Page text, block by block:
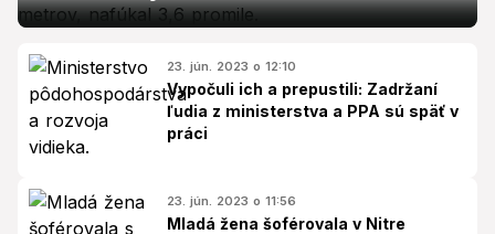
23. jún. 2023 o 12:10
Vypočuli ich a prepustili: Zadržaní
ľudia z ministerstva a PPA sú späť v
práci
23. jún. 2023 o 11:56
Mladá žena šoférovala v Nitre